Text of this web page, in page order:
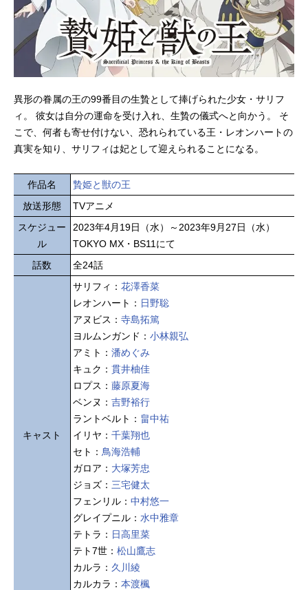
異形の眷属の王の99番目の生贄として捧げられた少女・サリフ
ィ。 彼女は自分の運命を受け入れ、生贄の儀式へと向かう。 そ
こで、何者も寄せ付けない、恐れられている王・レオンハートの
真実を知り、サリフィは妃として迎えられることになる。
作品名
贄姫と獣の王
放送形態
TVアニメ
スケジュー
ル
2023年4月19日（水）～2023年9月27日（水）
TOKYO MX・BS11にて
話数
全24話
キャスト
サリフィ： 花澤香菜
レオンハート： 日野聡
アヌビス： 寺島拓篤
ヨルムンガンド： 小林親弘
アミト： 潘めぐみ
キュク： 貫井柚佳
ロプス： 藤原夏海
ベンヌ： 吉野裕行
ラントベルト： 畠中祐
イリヤ： 千葉翔也
セト： 鳥海浩輔
ガロア： 大塚芳忠
ジョズ： 三宅健太
フェンリル： 中村悠一
グレイプニル： 水中雅章
テトラ： 日高里菜
テト7世： 松山鷹志
カルラ： 久川綾
カルカラ： 本渡楓